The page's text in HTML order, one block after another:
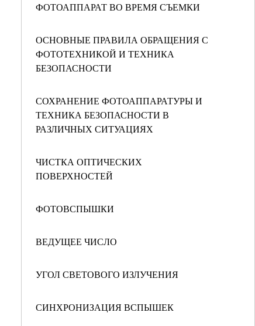
ФОТОАППАРАТ ВО ВРЕМЯ СЪЕМКИ
ОСНОВНЫЕ ПРАВИЛА ОБРАЩЕНИЯ С
ФОТОТЕХНИКОЙ И ТЕХНИКА
БЕЗОПАСНОСТИ
СОХРАНЕНИЕ ФОТОАППАРАТУРЫ И
ТЕХНИКА БЕЗОПАСНОСТИ В
РАЗЛИЧНЫХ СИТУАЦИЯХ
ЧИСТКА ОПТИЧЕСКИХ
ПОВЕРХНОСТЕЙ
ФОТОВСПЫШКИ
ВЕДУЩЕЕ ЧИСЛО
УГОЛ СВЕТОВОГО ИЗЛУЧЕНИЯ
СИНХРОНИЗАЦИЯ ВСПЫШЕК